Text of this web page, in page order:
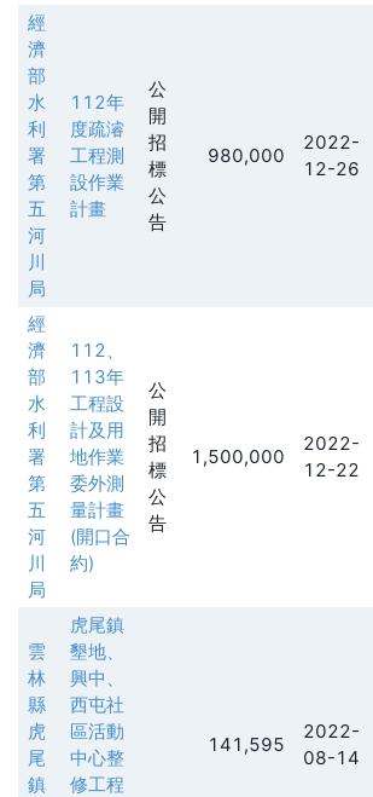
經
濟
部
水
利
署
第
五
河
川
局
112年
度疏濬
工程測
設作業
計畫
公
開
招
標
公
告
980,000
2022-
12-26
經
濟
部
水
利
署
第
五
河
川
局
112、
113年
工程設
計及用
地作業
委外測
量計畫
(開口合
約)
公
開
招
標
公
告
1,500,000
2022-
12-22
雲
林
縣
虎
尾
鎮
虎尾鎮
墾地、
興中、
西屯社
區活動
中心整
修工程
141,595
2022-
08-14